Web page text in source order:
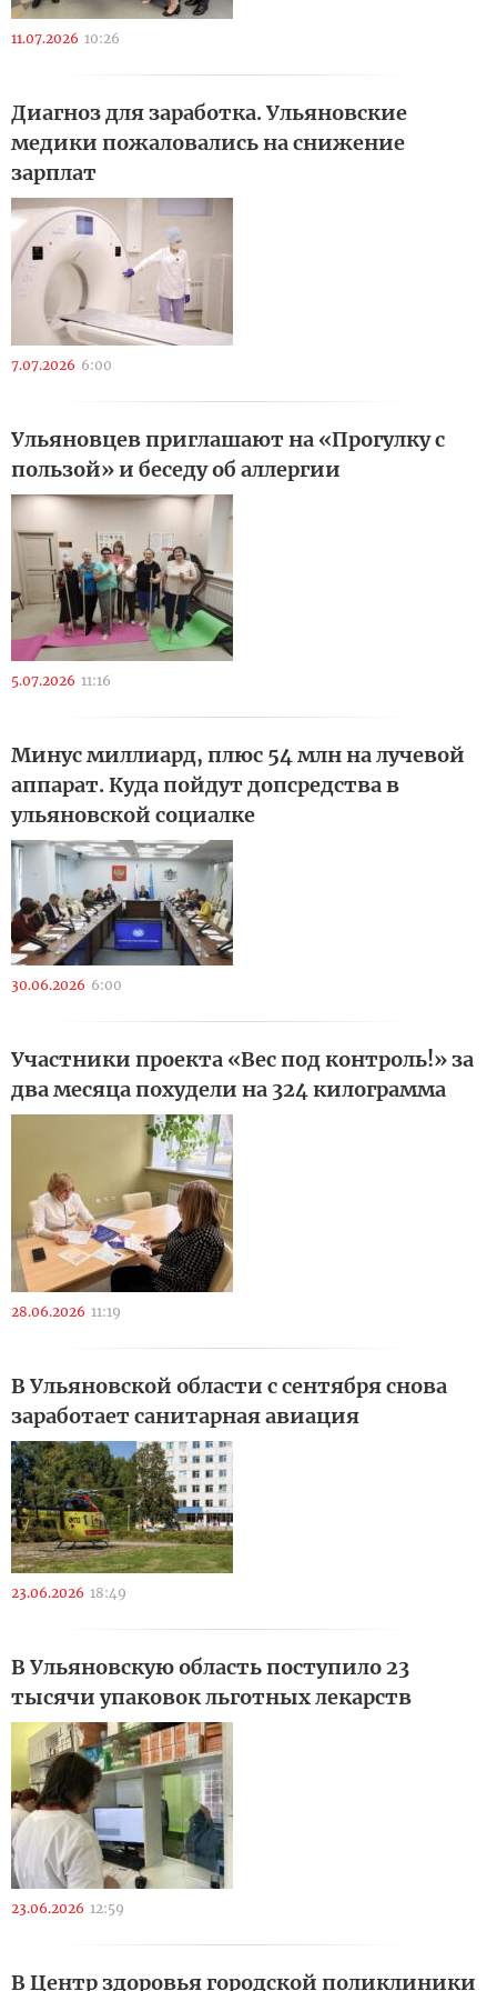
11.07.2026 10:26
Диагноз для заработка. Ульяновские
медики пожаловались на снижение
зарплат
7.07.2026 6:00
Ульяновцев приглашают на «Прогулку с
пользой» и беседу об аллергии
5.07.2026 11:16
Минус миллиард, плюс 54 млн на лучевой
аппарат. Куда пойдут допсредства в
ульяновской социалке
30.06.2026 6:00
Участники проекта «Вес под контроль!» за
два месяца похудели на 324 килограмма
28.06.2026 11:19
В Ульяновской области с сентября снова
заработает санитарная авиация
23.06.2026 18:49
В Ульяновскую область поступило 23
тысячи упаковок льготных лекарств
23.06.2026 12:59
В Центр здоровья городской поликлиники